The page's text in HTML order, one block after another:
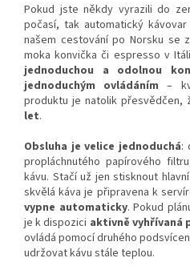
Pokud jste někdy vyrazili do
počasí, tak automatický
našem cestování po Norsku se
moka konvička či espresso v
jednoduchou a odolnou
jednoduchým ovládáním –
produktu je natolik přesvědčen,
let.
Obsluha je velice jednoduchá:
propláchnutého papírového
kávu. Stačí už jen stisknout
skvělá káva je připravena k
vypne automaticky. Pokud
je k dispozici aktivně vyhřívaná
ovládá pomocí druhého
udržovat kávu stále teplou.